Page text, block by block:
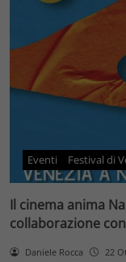
Eventi Festival di
Il cinema anima
collaborazione
Daniele Rocca 22